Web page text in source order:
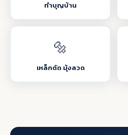
ทำบุญบ้าน
🔩
เหล็กดัด มุ้งลวด